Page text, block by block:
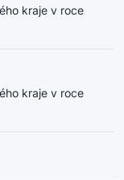
kraje v roce
kraje v roce